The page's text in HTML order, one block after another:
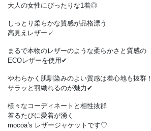
大人の女性にぴったりな1着◎
しっとり柔らかな質感が品格漂う
高見えレザー✓
まるで本物のレザーのような柔らかさと質感の
ECOレザーを使用✔︎
やわらかく肌馴染みのよい質感は着心地も抜群！
サラッと羽織れるのが魅力✔︎
様々なコーディネートと相性抜群
着るたびに愛着が湧く
mocoa’s レザージャケットです♡